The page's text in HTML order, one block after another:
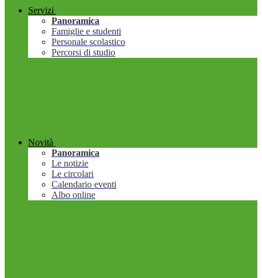
Servizi
Panoramica
Famiglie e studenti
Personale scolastico
Percorsi di studio
Novità
Panoramica
Le notizie
Le circolari
Calendario eventi
Albo online